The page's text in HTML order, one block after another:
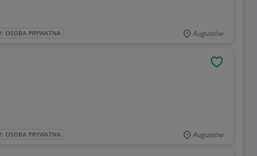
OSOBA PRYWATNA Augustów
OSOBA PRYWATNA Augustów